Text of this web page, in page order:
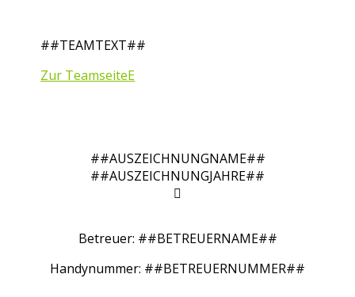
##TEAMTEXT##
Zur Teamseite
##AUSZEICHNUNGNAME##
##AUSZEICHNUNGJAHRE##

Betreuer: ##BETREUERNAME##
Handynummer: ##BETREUERNUMMER##